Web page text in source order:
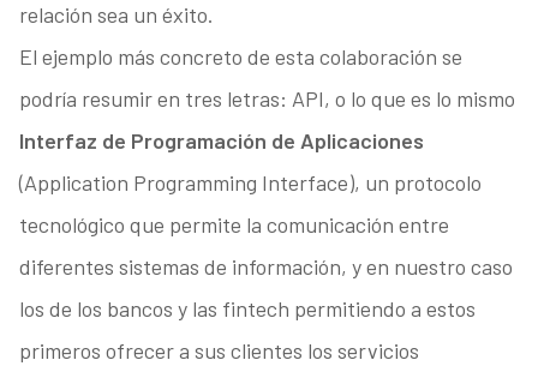
relación sea un éxito.
El ejemplo más concreto de esta colaboración se
podría resumir en tres letras: API, o lo que es lo mismo
Interfaz de Programación de Aplicaciones
(Application Programming Interface), un protocolo
tecnológico que permite la comunicación entre
diferentes sistemas de información, y en nuestro caso
los de los bancos y las fintech permitiendo a estos
primeros ofrecer a sus clientes los servicios